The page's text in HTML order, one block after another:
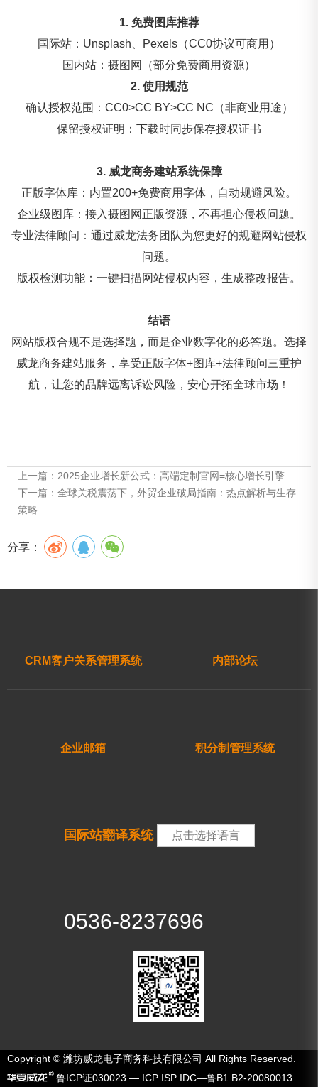
1. 免费图库推荐
国际站：Unsplash、Pexels（CC0协议可商用）
国内站：摄图网（部分免费商用资源）
2. 使用规范
确认授权范围：CC0>CC BY>CC NC（非商业用途）
保留授权证明：下载时同步保存授权证书
3. 威龙商务建站系统保障
正版字体库：内置200+免费商用字体，自动规避风险。
企业级图库：接入摄图网正版资源，不再担心侵权问题。
专业法律顾问：通过威龙法务团队为您更好的规避网站侵权
问题。
版权检测功能：一键扫描网站侵权内容，生成整改报告。
结语
网站版权合规不是选择题，而是企业数字化的必答题。选择
威龙商务建站服务，享受正版字体+图库+法律顾问三重护
航，让您的品牌远离诉讼风险，安心开拓全球市场！
上一篇： 2025企业增长新公式：高端定制官网=核心增长引擎
下一篇： 全球关税震荡下，外贸企业破局指南：热点解析与生存
策略
分享：
CRM客户关系管理系统 内部论坛
企业邮箱 积分制管理系统
国际站翻译系统 点击选择语言
0536-8237696
Copyright © 潍坊威龙电子商务科技有限公司 All Rights Reserved.
鲁ICP证030023 — ICP ISP IDC—鲁B1.B2-20080013